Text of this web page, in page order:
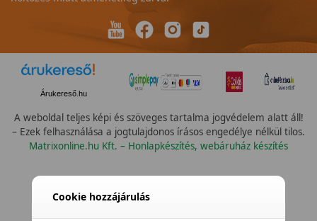
Árukereső.hu
A weboldal teljes képi és szöveges tartalma jogvédelem alatt áll!
– Ezek felhasználása a jogtulajdonos írásos engedélye nélkül tilos.
Matrixonline.hu Kft. – Honlapkészítés, webáruház készítés
Cookie hozzájárulás
Összes szín